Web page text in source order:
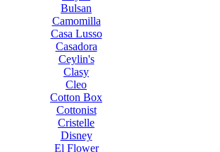
Bulsan
Camomilla
Casa Lusso
Casadora
Ceylin's
Clasy
Cleo
Cotton Box
Cottonist
Cristelle
Disney
El Flower